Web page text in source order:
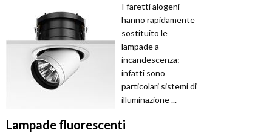
I faretti alogeni
hanno rapidamente
sostituito le
lampade a
incandescenza:
infatti sono
particolari sistemi di
illuminazione ...
Lampade fluorescenti